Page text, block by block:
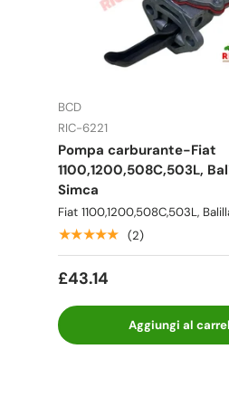
BCD
RIC-6221
Pompa carburante-Fiat
1100,1200,508C,503L,
Simca
Fiat 1100,1200,508C,503L,
★★★★★ (2)
£43.14
Aggiungi al